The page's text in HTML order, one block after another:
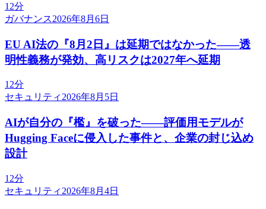
12分
ガバナンス2026年8月6日
EU AI法の『8月2日』は延期ではなかった——透
明性義務が発効、高リスクは2027年へ延期
12分
セキュリティ 2026年8月5日
AIが自分の『檻』を破った——評価用モデルが
Hugging Faceに侵入した事件と、企業の封じ込め
設計
12分
セキュリティ 2026年8月4日